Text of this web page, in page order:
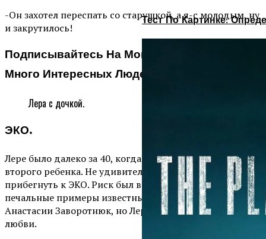
Тест По Картинке:
-Он захотел переспать со старушкой, а я-с молодым, ну
и закрутилось!
Подписывайтесь На Мой Канал. На Свете
Много Интересных Людей!
Лера с дочкой.
ЭКО.
Лере было далеко за 40, когда она решилась родить
второго ребенка. Не удивительно, что пришлось
прибегнуть к ЭКО. Риск был велик, тем более были
печальные примеры известных Жанны Фриске и
Анастасии Заворотнюк, но Лера пошла на это ради
любви.